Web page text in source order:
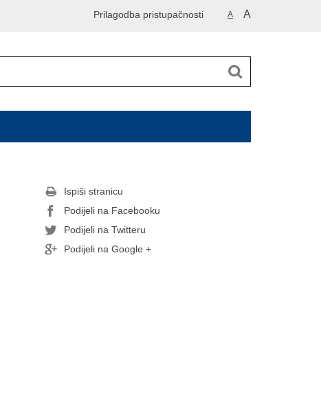
A A
Prilagodba pristupačnosti
Ispiši stranicu
Podijeli na Facebooku
Podijeli na Twitteru
Podijeli na Google +